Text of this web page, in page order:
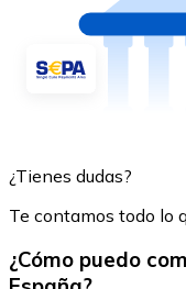
¿Tienes dudas?
Te contamos todo lo
¿Cómo puedo